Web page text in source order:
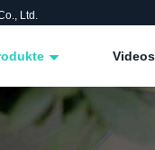
Ltd.
Videos